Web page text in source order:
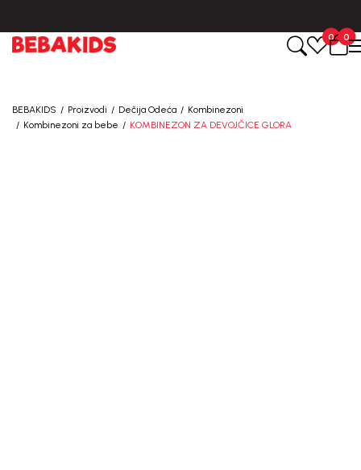
0
0
BEBAKIDS Proizvodi Dečija Odeća
Kombinezoni
Kombinezoni za bebe
KOMBINEZON ZA DEVOJČICE GLORA